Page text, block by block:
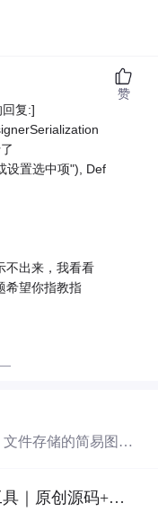
复:]
设置选中项"), Def
不出来，我看看
希望你指教指
赞
文件存储的简易图书
/ISBN），每本书
图像种子版本复现发布检查工具｜原创源码+测试+离线报告